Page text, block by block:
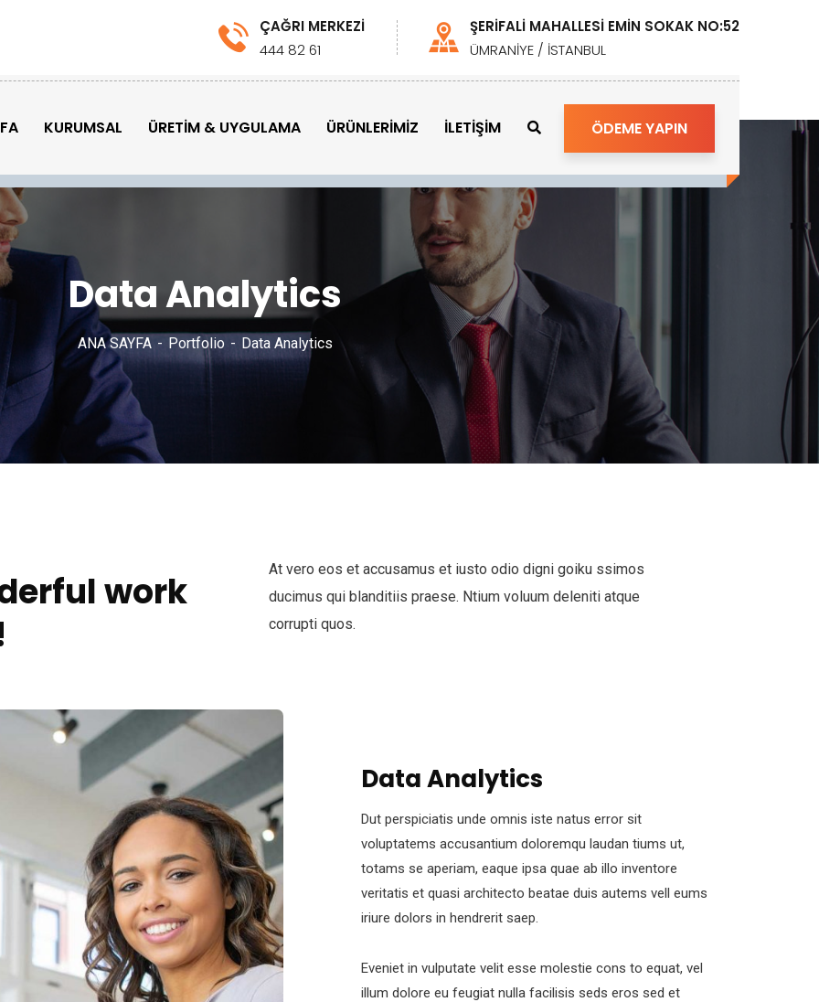
ÇAĞRI MERKEZİ
444 82 61
ŞERİFALİ MAHALLESİ EMİN SOKAK NO:52
ÜMRANİYE / İSTANBUL
KURUMSAL ÜRETİM & UYGULAMA ÜRÜNLERİMİZ İLETİŞİM ÖDEME YAPIN
Data Analytics
ANA SAYFA Portfolio Data Analytics
work
At vero eos et accusamus et iusto odio digni goiku ssimos
ducimus qui blanditiis praese. Ntium voluum deleniti atque
corrupti quos.
Data Analytics
Dut perspiciatis unde omnis iste natus error sit
voluptatems accusantium doloremqu laudan tiums ut,
totams se aperiam, eaque ipsa quae ab illo inventore
veritatis et quasi architecto beatae duis autems vell eums
iriure dolors in hendrerit saep.
Eveniet in vulputate velit esse molestie cons to equat, vel
illum dolore eu feugiat nulla facilisis seds eros sed et